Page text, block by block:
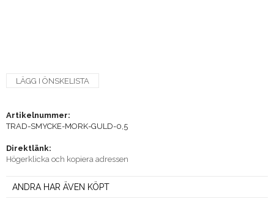
LÄGG I ÖNSKELISTA
Artikelnummer:
TRAD-SMYCKE-MORK-GULD-0,5
Direktlänk:
Högerklicka och kopiera adressen
ANDRA HAR ÄVEN KÖPT